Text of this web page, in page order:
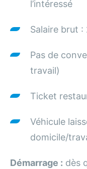
l’intéressé
Salaire brut
Pas de
travail)
Ticket
Véhicule
domicile/
Démarrage : dès